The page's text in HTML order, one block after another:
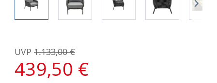
439,50 €
UVP 1.133,00 €